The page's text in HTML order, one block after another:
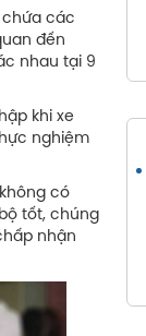
chứa các
đến
nhau tại 9
khi xe
nghiệm
có
tốt, chúng
nhận